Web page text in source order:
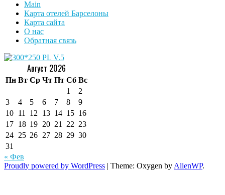
Main
Карта отелей Барселоны
Карта сайта
О нас
Обратная связь
Август 2026
Пн Вт Ср Чт Пт Сб Вс
1
2
3
4 5 6 7 8
9
10 11 12 13 14 15 16
17 18 19 20 21 22 23
24 25 26 27 28 29 30
31
« Фев
Proudly powered by WordPress | Theme: Oxygen by AlienWP.